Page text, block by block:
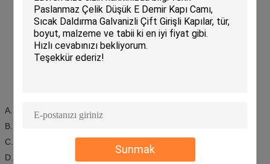
Sunmak
A. Kapı için dekoratif cam panel.
B. Mevcut camlama: pirinç, nikel, patine.
C. Elektroliz kaplaması mevcut: krom, siyah krom, saten nikel
D. Kaliteli rekabetçi fiyat.